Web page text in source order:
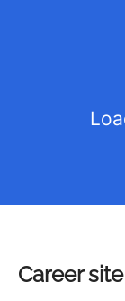
Career site